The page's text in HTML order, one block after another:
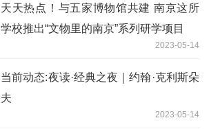
天天热点！与五家博物馆共建 南京这所
学校推出“文物里的南京”系列研学项目
2023-05-14
当前动态:夜读·经典之夜｜约翰·克利斯朵
夫
2023-05-14